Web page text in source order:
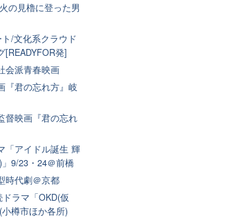
の見櫓に登った男
/文化系クラウド
[READYFOR発]
会派青春映画
『君の忘れ方』岐
督映画『君の忘れ
「アイドル誕生 輝
9/23・24＠前橋
時代劇＠京都
ラマ「OKD(仮
樽市ほか各所)